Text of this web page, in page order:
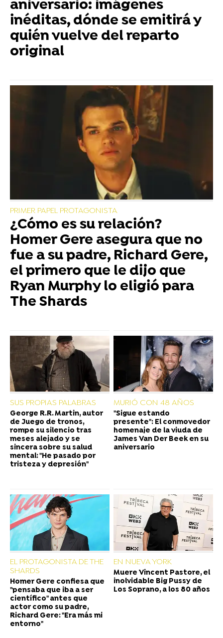
aniversario: imágenes
inéditas, dónde se emitirá y
quién vuelve del reparto
original
PRIMER PAPEL PROTAGONISTA
¿Cómo es su relación?
Homer Gere asegura que no
fue a su padre, Richard Gere,
el primero que le dijo que
Ryan Murphy lo eligió para
The Shards
SUS PROPIAS PALABRAS
George R.R. Martin, autor
de Juego de tronos,
rompe su silencio tras
meses alejado y se
sincera sobre su salud
mental: "He pasado por
tristeza y depresión"
MURIÓ CON 48 AÑOS
"Sigue estando
presente": El conmovedor
homenaje de la viuda de
James Van Der Beek en su
aniversario
EL PROTAGONISTA DE THE
SHARDS
Homer Gere confiesa que
"pensaba que iba a ser
científico" antes que
actor como su padre,
Richard Gere: "Era más mi
entorno"
EN NUEVA YORK
Muere Vincent Pastore, el
inolvidable Big Pussy de
Los Soprano, a los 80 años